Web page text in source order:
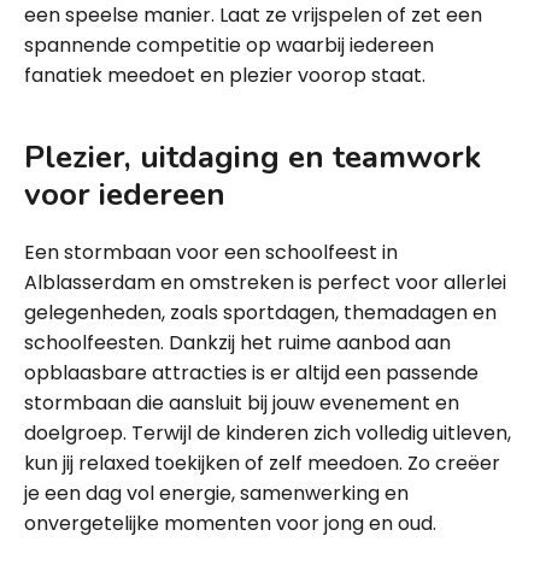
een speelse manier. Laat ze vrijspelen of zet een
spannende competitie op waarbij iedereen
fanatiek meedoet en plezier voorop staat.
Plezier, uitdaging en teamwork
voor iedereen
Een stormbaan voor een schoolfeest in
Alblasserdam en omstreken is perfect voor allerlei
gelegenheden, zoals sportdagen, themadagen en
schoolfeesten. Dankzij het ruime aanbod aan
opblaasbare attracties is er altijd een passende
stormbaan die aansluit bij jouw evenement en
doelgroep. Terwijl de kinderen zich volledig uitleven,
kun jij relaxed toekijken of zelf meedoen. Zo creëer
je een dag vol energie, samenwerking en
onvergetelijke momenten voor jong en oud.